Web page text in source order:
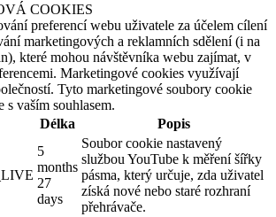
COOKIES
preferencí webu uživatele za účelem cílení
marketingových a reklamních sdělení (i na
které mohou návštěvníka webu zajímat, v
Marketingové cookies využívají
Tyto marketingové soubory cookie
s vaším souhlasem.
Délka Popis
5
months
27
days
Soubor cookie nastavený
službou YouTube k měření šířky
pásma, který určuje, zda uživatel
získá nové nebo staré rozhraní
přehrávače.